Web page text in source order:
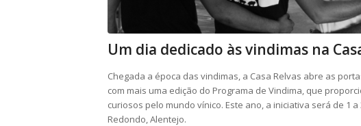
Um dia dedicado às vindimas na
Chegada a época das vindimas, a Casa Relvas abre as
com mais uma edição do Programa de Vindima, que
curiosos pelo mundo vínico. Este ano, a iniciativa será de 1
Redondo, Alentejo.